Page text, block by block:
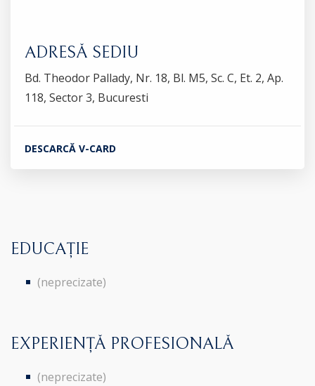
ADRESĂ SEDIU
Bd. Theodor Pallady, Nr. 18, Bl. M5, Sc. C, Et. 2, Ap.
118, Sector 3, Bucuresti
DESCARCĂ V-CARD
EDUCAȚIE
(neprecizate)
EXPERIENȚĂ PROFESIONALĂ
(neprecizate)